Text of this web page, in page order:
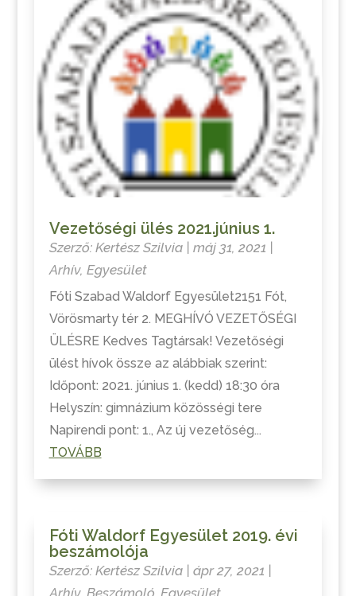
Vezetőségi ülés 2021.június 1.
Szerző: Kertész Szilvia| máj 31, 2021
Arhív, Egyesület
Fóti Szabad Waldorf Egyesület2151 Fót,
Vörösmarty tér 2. MEGHÍVÓ VEZETŐSÉGI
ÜLÉSRE Kedves Tagtársak! Vezetőségi
ülést hívok össze az alábbiak szerint:
Időpont: 2021. június 1. (kedd) 18:30 óra
Helyszín: gimnázium közösségi tere
Napirendi pont: 1., Az új vezetőség...
TOVÁBB
Fóti Waldorf Egyesület 2019. évi
beszámolója
Szerző: Kertész Szilvia| ápr 27, 2021 |
Arhív, Beszámoló, Egyesület